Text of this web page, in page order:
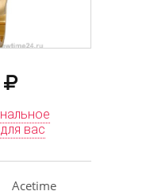
вас
Acetime